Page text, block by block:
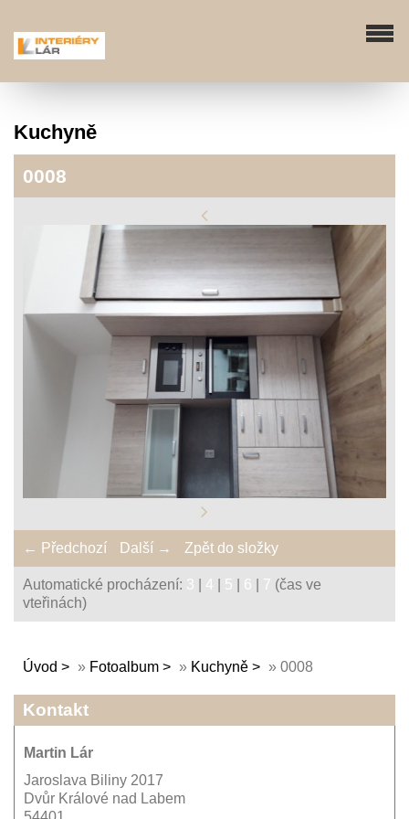
Kuchyně
0008
← Předchozí Další → Zpět do složky
Automatické procházení: 3 4 5 6 7 (čas ve
vteřinách)
Úvod » Fotoalbum » Kuchyně » 0008
Kontakt
Martin Lár
Jaroslava Biliny 2017
Dvůr Králové nad Labem